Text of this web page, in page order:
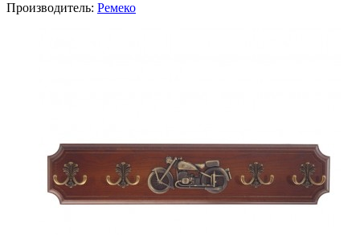
Производитель: Ремеко